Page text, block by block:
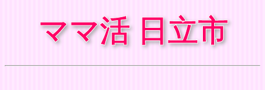
ママ活 日立市